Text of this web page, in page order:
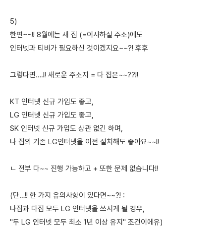
5)
한편~~!! 8월에는 새 집 (=이사하실 주소)에도
인터넷과 티비가 필요하신 것이겠지요~~?! 후후
그렇다면….!! 새로운 주소지 = 다 집은~~??!!
KT 인터넷 신규 가입도 좋고,
LG 인터넷 신규 가입도 좋고,
SK 인터넷 신규 가입도 상관 없긴 하며,
나 집의 기존 LG인터넷을 이전 설치해도 좋아요~~!!
ㄴ 전부 다~~ 진행 가능하고 + 또한 문제 없습니다!!
(단…!! 한 가지 유의사항이 있다면~~?! :
나집과 다집 모두 LG 인터넷을 쓰시게 될 경우,
"두 LG 인터넷 모두 최소 1년 이상 유지" 조건이에유)